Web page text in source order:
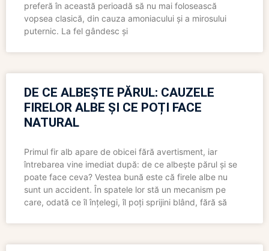
preferă în această perioadă să nu mai folosească
vopsea clasică, din cauza amoniacului și a mirosului
puternic. La fel gândesc și
DE CE ALBEȘTE PĂRUL: CAUZELE
FIRELOR ALBE ȘI CE POȚI FACE
NATURAL
Primul fir alb apare de obicei fără avertisment, iar
întrebarea vine imediat după: de ce albește părul și se
poate face ceva? Vestea bună este că firele albe nu
sunt un accident. În spatele lor stă un mecanism pe
care, odată ce îl înțelegi, îl poți sprijini blând, fără să